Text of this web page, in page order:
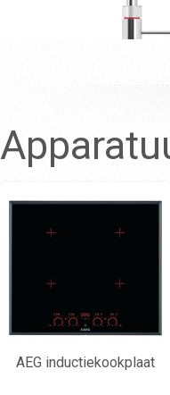
AEG inductiekookplaat